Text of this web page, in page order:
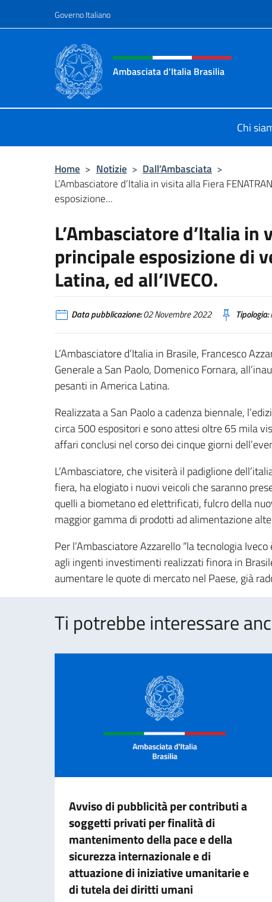
Governo Italiano
Intestazione sito, social e
Ambasciata d'Italia Brasilia
Chi
Home > Notizie > Dall’Ambasciata >
L’Ambasciatore d’Italia in visita alla Fiera
esposizione...
L’Ambasciatore d’Italia
principale esposizione di
Latina, ed all’IVECO.
Data pubblicazione:02 Novembre 2022 Tipologia:
L’Ambasciatore d’Italia in Brasile, Francesco
Generale a San Paolo, Domenico Fornara,
pesanti in America Latina.
Realizzata a San Paolo a cadenza biennale,
circa 500 espositori e sono attesi oltre 65 mila
affari conclusi nel corso dei cinque giorni
L’Ambasciatore, che visiterà il padiglione
fiera, ha elogiato i nuovi veicoli che saranno
quelli a biometano ed elettrificati, fulcro della
maggior gamma di prodotti ad alimentazione
Per l’Ambasciatore Azzarello “la tecnologia
agli ingenti investimenti realizzati finora in
aumentare le quote di mercato nel Paese, già
Ti potrebbe interessare
Avviso di pubblicità per contributi a
soggetti privati per finalità di
mantenimento della pace e della
sicurezza internazionale e di
attuazione di iniziative umanitarie e
di tutela dei diritti umani